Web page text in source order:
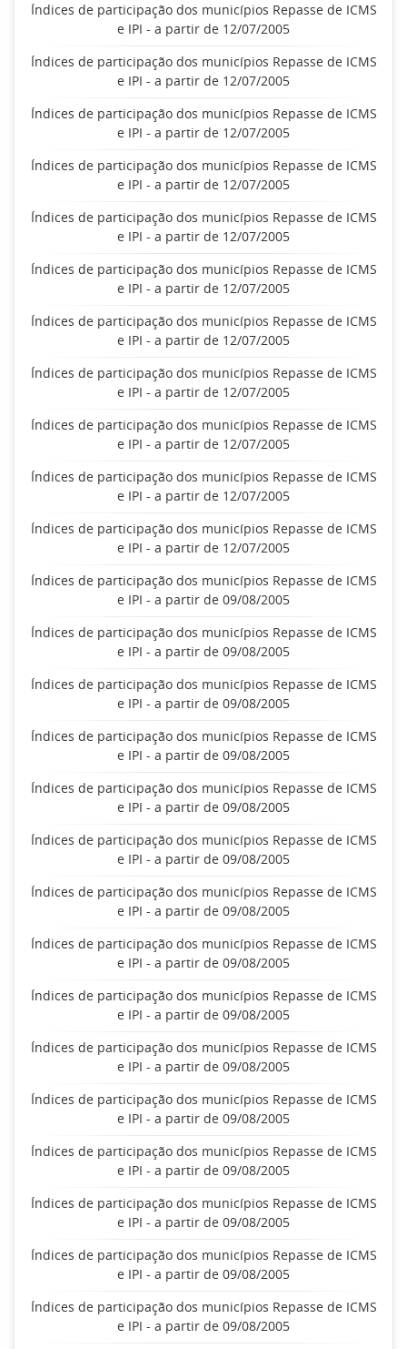
Índices de participação dos municípios Repasse de ICMS
e IPI - a partir de 12/07/2005
Índices de participação dos municípios Repasse de ICMS
e IPI - a partir de 12/07/2005
Índices de participação dos municípios Repasse de ICMS
e IPI - a partir de 12/07/2005
Índices de participação dos municípios Repasse de ICMS
e IPI - a partir de 12/07/2005
Índices de participação dos municípios Repasse de ICMS
e IPI - a partir de 12/07/2005
Índices de participação dos municípios Repasse de ICMS
e IPI - a partir de 12/07/2005
Índices de participação dos municípios Repasse de ICMS
e IPI - a partir de 12/07/2005
Índices de participação dos municípios Repasse de ICMS
e IPI - a partir de 12/07/2005
Índices de participação dos municípios Repasse de ICMS
e IPI - a partir de 12/07/2005
Índices de participação dos municípios Repasse de ICMS
e IPI - a partir de 12/07/2005
Índices de participação dos municípios Repasse de ICMS
e IPI - a partir de 12/07/2005
Índices de participação dos municípios Repasse de ICMS
e IPI - a partir de 09/08/2005
Índices de participação dos municípios Repasse de ICMS
e IPI - a partir de 09/08/2005
Índices de participação dos municípios Repasse de ICMS
e IPI - a partir de 09/08/2005
Índices de participação dos municípios Repasse de ICMS
e IPI - a partir de 09/08/2005
Índices de participação dos municípios Repasse de ICMS
e IPI - a partir de 09/08/2005
Índices de participação dos municípios Repasse de ICMS
e IPI - a partir de 09/08/2005
Índices de participação dos municípios Repasse de ICMS
e IPI - a partir de 09/08/2005
Índices de participação dos municípios Repasse de ICMS
e IPI - a partir de 09/08/2005
Índices de participação dos municípios Repasse de ICMS
e IPI - a partir de 09/08/2005
Índices de participação dos municípios Repasse de ICMS
e IPI - a partir de 09/08/2005
Índices de participação dos municípios Repasse de ICMS
e IPI - a partir de 09/08/2005
Índices de participação dos municípios Repasse de ICMS
e IPI - a partir de 09/08/2005
Índices de participação dos municípios Repasse de ICMS
e IPI - a partir de 09/08/2005
Índices de participação dos municípios Repasse de ICMS
e IPI - a partir de 09/08/2005
Índices de participação dos municípios Repasse de ICMS
e IPI - a partir de 09/08/2005